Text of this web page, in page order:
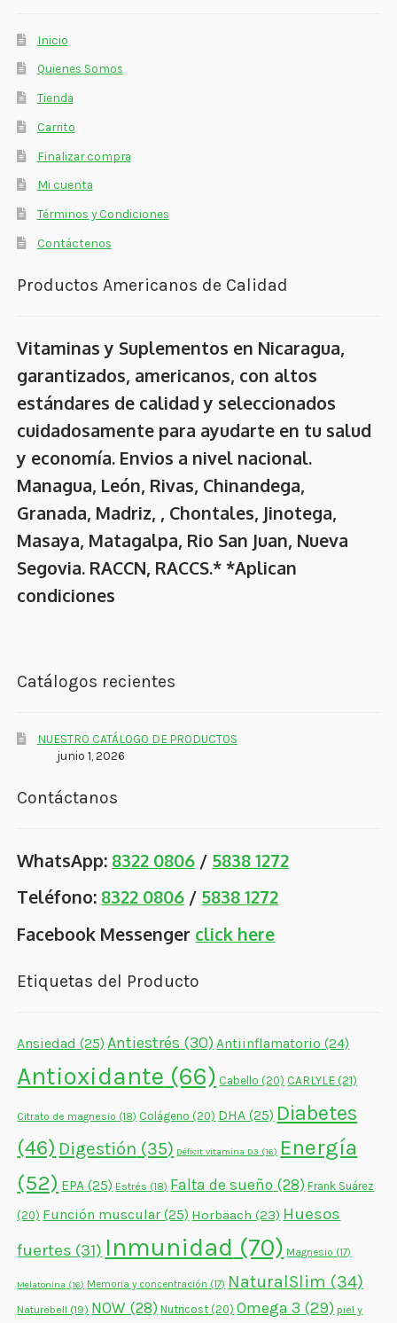
Inicio
Quienes Somos
Tienda
Carrito
Finalizar compra
Mi cuenta
Términos y Condiciones
Contáctenos
Productos Americanos de Calidad
Vitaminas y Suplementos en Nicaragua,
garantizados, americanos, con altos
estándares de calidad y seleccionados
cuidadosamente para ayudarte en tu salud
y economía. Envios a nivel nacional.
Managua, León, Rivas, Chinandega,
Granada, Madriz, , Chontales, Jinotega,
Masaya, Matagalpa, Rio San Juan, Nueva
Segovia. RACCN, RACCS.* *Aplican
condiciones
Catálogos recientes
NUESTRO CATÁLOGO DE PRODUCTOS
junio 1, 2026
Contáctanos
WhatsApp: 8322 0806 / 5838 1272
Teléfono: 8322 0806 / 5838 1272
Facebook Messenger click here
Etiquetas del Producto
Ansiedad (25) Antiestrés (30)Antiinflamatorio (24)
Antioxidante (66) Cabello (20) CARLYLE(21)
Citrato de magnesio (18) Colágeno (20) DHA (25) Diabetes
(46) Digestión (35) Déficit vitamina D3 (16) Energía
(52) EPA (25) Estrés (18) Falta de sueño (28) Frank Suárez
(20) Función muscular (25) Horbäach (23) Huesos
fuertes (31) Inmunidad (70) Magnesio (17)
Melatonina (16) Memoria y concentración (17) NaturalSlim (34)
Naturebell (19) NOW (28) Nutricost (20) Omega 3 (29) piel y